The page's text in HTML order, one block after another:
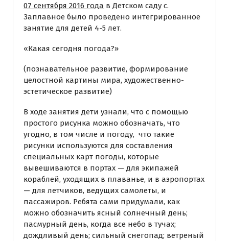
07 сентября 2016 года в Детском саду с.
Заплавное было проведено интегрированное
занятие для детей 4-5 лет.
«Какая сегодня погода?»
(познавательное развитие, формирование
целостной картины мира, художественно-
эстетическое развитие)
В ходе занятия дети узнали, что с помощью
простого рисунка можно обозначать, что
угодно, в том числе и погоду, что такие
рисунки используются для составления
специальных карт погоды, которые
вывешиваются в портах — для экипажей
кораблей, уходящих в плаванье, и в аэропортах
— для летчиков, ведущих самолеты, и
пассажиров. Ребята сами придумали, как
можно обозначить ясный солнечный день;
пасмурный день, когда все небо в тучах;
дождливый день; сильный снегопад; ветреный